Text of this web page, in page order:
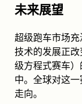
未来展望
超级跑车市场
技术的发展正
级方程式赛车
中。全球对这
走向。